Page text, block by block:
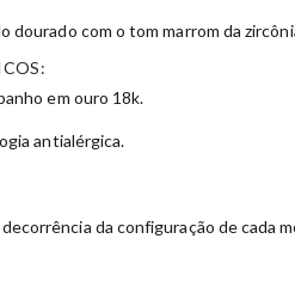
dourado com o tom marrom da
em ouro 18k.
antialérgica.
decorrência da configuração de cada